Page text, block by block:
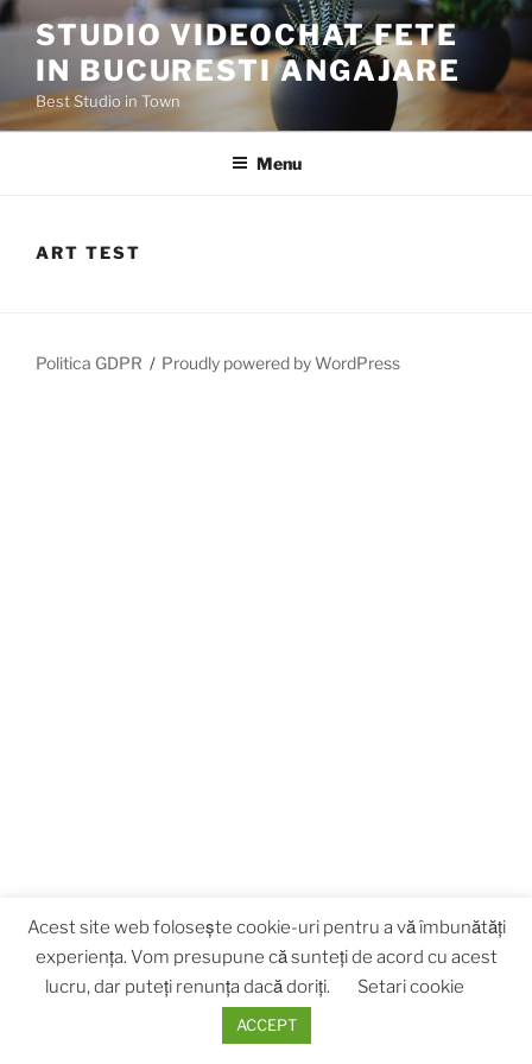
STUDIO VIDEOCHAT FETE
IN BUCURESTI ANGAJARE
Best Studio in Town
Menu
ART TEST
Politica GDPR Proudly powered by WordPress
Acest site web folosește cookie-uri pentru a vă îmbunătăți
experiența. Vom presupune că sunteți de acord cu acest
lucru, dar puteți renunța dacă doriți.
Setari cookie
ACCEPT